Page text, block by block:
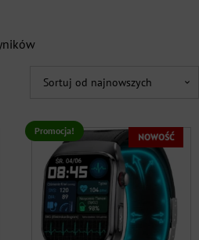
1399 1699
+
Posortowane
najnowszych
Promocja!
NOWOŚĆ